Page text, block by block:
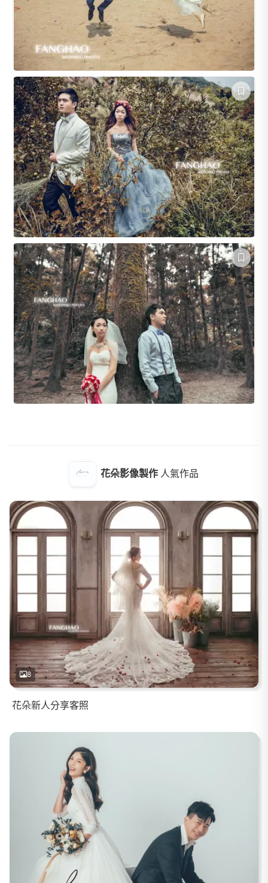
花朵影像製作 人氣作品
8
花朵新人分享客照